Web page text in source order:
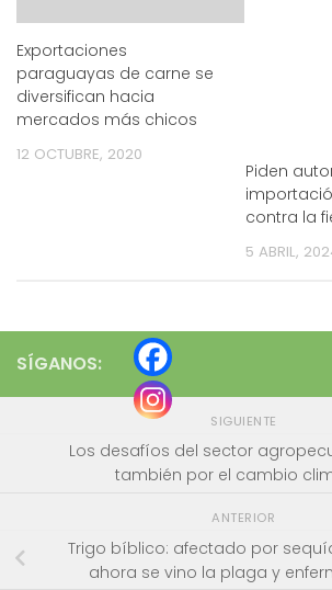
Exportaciones
paraguayas de carne se
diversifican hacia
mercados más chicos
12 OCTUBRE, 2020
Piden
contra la
5 ABRIL,
SÍGANOS:
SIGUIENTE
Los desafíos del sector
también por el cambio
ANTERIOR
Trigo bíblico: afectado por
ahora se vino la plaga y